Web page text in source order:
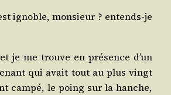
ignoble, mon­sieur ? entends-je
je me trouve en pré­sence d’un
qui avait tout au plus vingt
cam­pé, le poing sur la hanche,